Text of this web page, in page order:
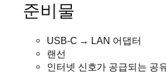
준비물
USB-C → LAN 어댑터
랜선
인터넷 신호가 공급되는 공